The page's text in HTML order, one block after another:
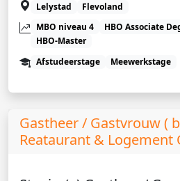
Lelystad
Flevoland
MBO niveau 4
HBO Associate
HBO-Master
Afstudeerstage
Meewerkstage
Gastheer / Gastvrouw (
Reataurant & Logement